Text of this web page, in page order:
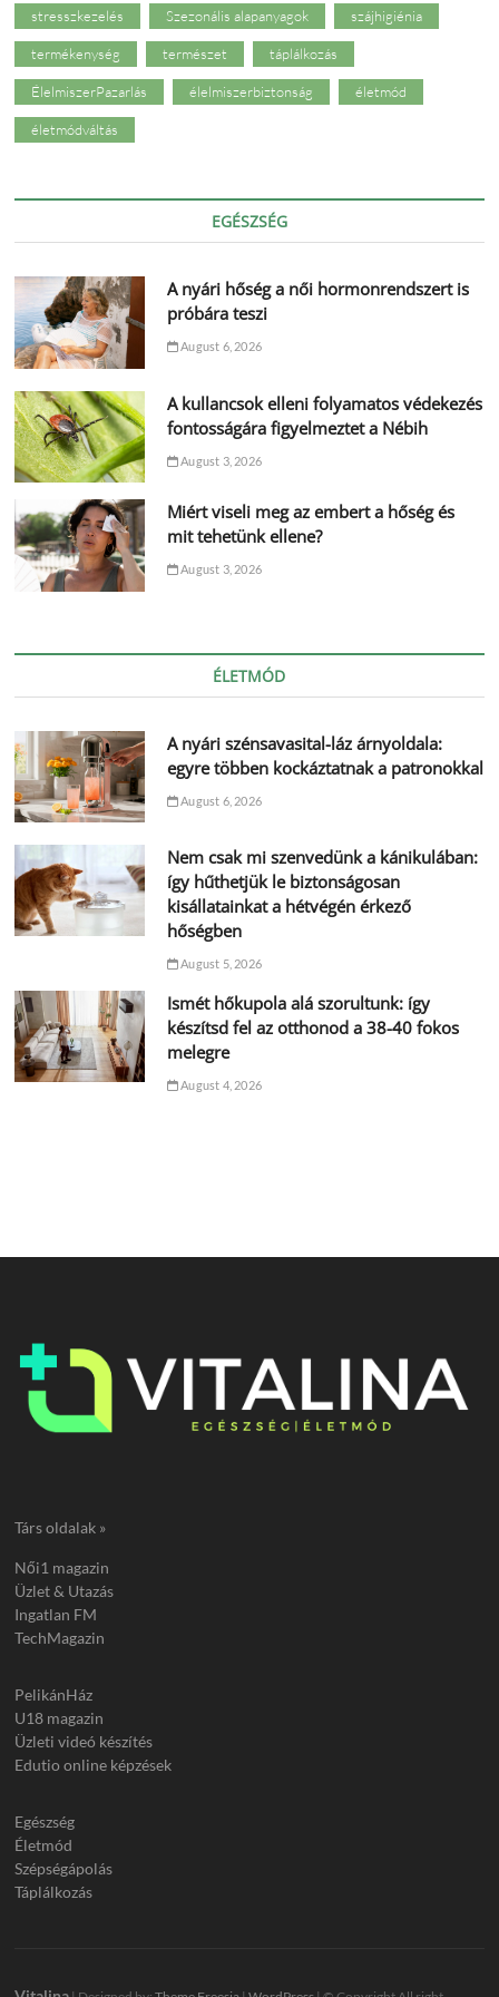
stresszkezelés Szezonális alapanyagok szájhigiénia
termékenység természet táplálkozás
ÉlelmiszerPazarlás élelmiszerbiztonság életmód
életmódváltás
EGÉSZSÉG
A nyári hőség a női hormonrendszert is
próbára teszi
August 6, 2026
A kullancsok elleni folyamatos védekezés
fontosságára figyelmeztet a Nébih
August 3, 2026
Miért viseli meg az embert a hőség és
mit tehetünk ellene?
August 3, 2026
ÉLETMÓD
A nyári szénsavasital-láz árnyoldala:
egyre többen kockáztatnak a patronokkal
August 6, 2026
Nem csak mi szenvedünk a kánikulában:
így hűthetjük le biztonságosan
kisállatainkat a hétvégén érkező
hőségben
August 5, 2026
Ismét hőkupola alá szorultunk: így
készítsd fel az otthonod a 38-40 fokos
melegre
August 4, 2026
Társ oldalak »
Női1 magazin
Üzlet & Utazás
Ingatlan FM
TechMagazin
PelikánHáz
U18 magazin
Üzleti videó készítés
Edutio online képzések
Egészség
Életmód
Szépségápolás
Táplálkozás